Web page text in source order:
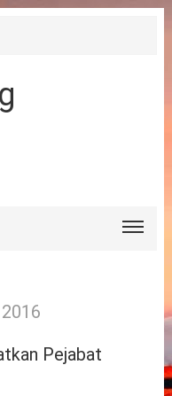
Pejabat